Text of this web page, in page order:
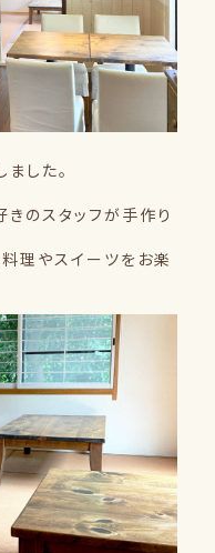
した。
のスタッフが手作り
理やスイーツをお楽